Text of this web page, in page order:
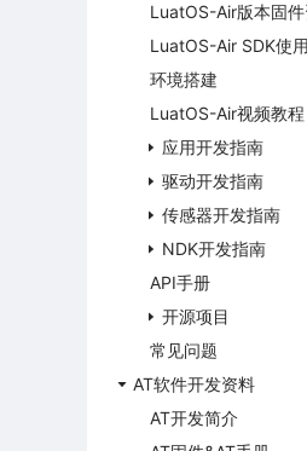
LuatOS-Air版本固
LuatOS-Air SDK使
环境搭建
LuatOS-Air视频教程
应用开发指南
驱动开发指南
传感器开发指南
NDK开发指南
API手册
开源项目
常见问题
AT软件开发资料
AT开发简介